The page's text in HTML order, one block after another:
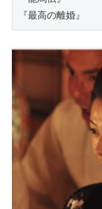
『最高の離婚』　